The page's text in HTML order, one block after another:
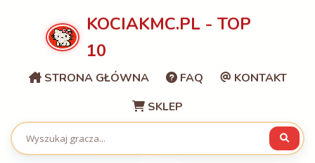
KOCIAKMC.PL - TOP
10
STRONA GŁÓWNA FAQ
KONTAKT
SKLEP